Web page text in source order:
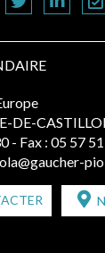
DE-
- Fax : 05 57